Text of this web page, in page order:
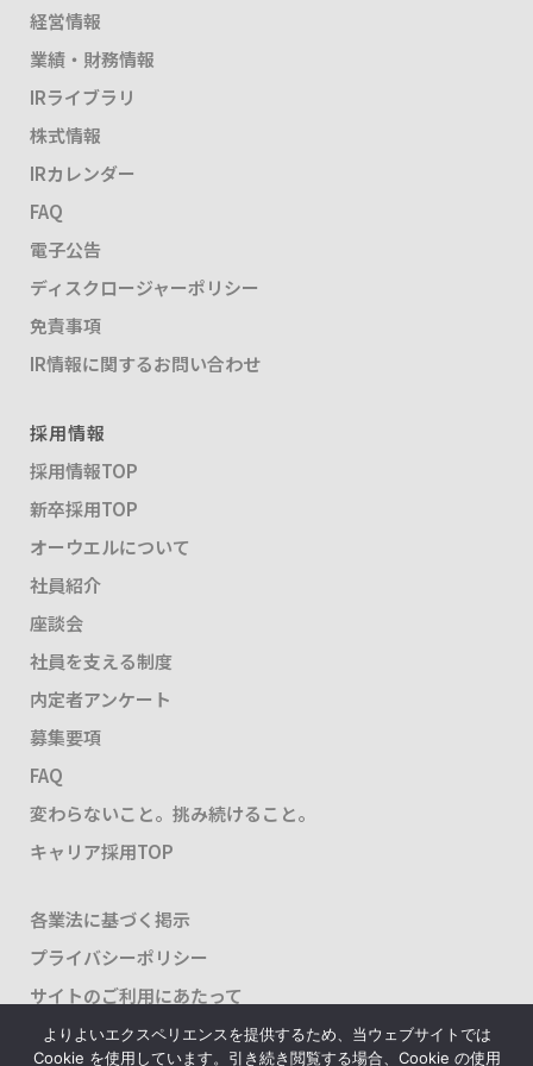
経営情報
業績・財務情報
IRライブラリ
株式情報
IRカレンダー
FAQ
電子公告
ディスクロージャーポリシー
免責事項
IR情報に関するお問い合わせ
採用情報
採用情報TOP
新卒採用TOP
オーウエルについて
社員紹介
座談会
社員を支える制度
内定者アンケート
募集要項
FAQ
変わらないこと。挑み続けること。
キャリア採用TOP
各業法に基づく掲示
プライバシーポリシー
サイトのご利用にあたって
よりよいエクスペリエンスを提供するため、当ウェブサイトでは
Cookie を使用しています。引き続き閲覧する場合、Cookie の使用